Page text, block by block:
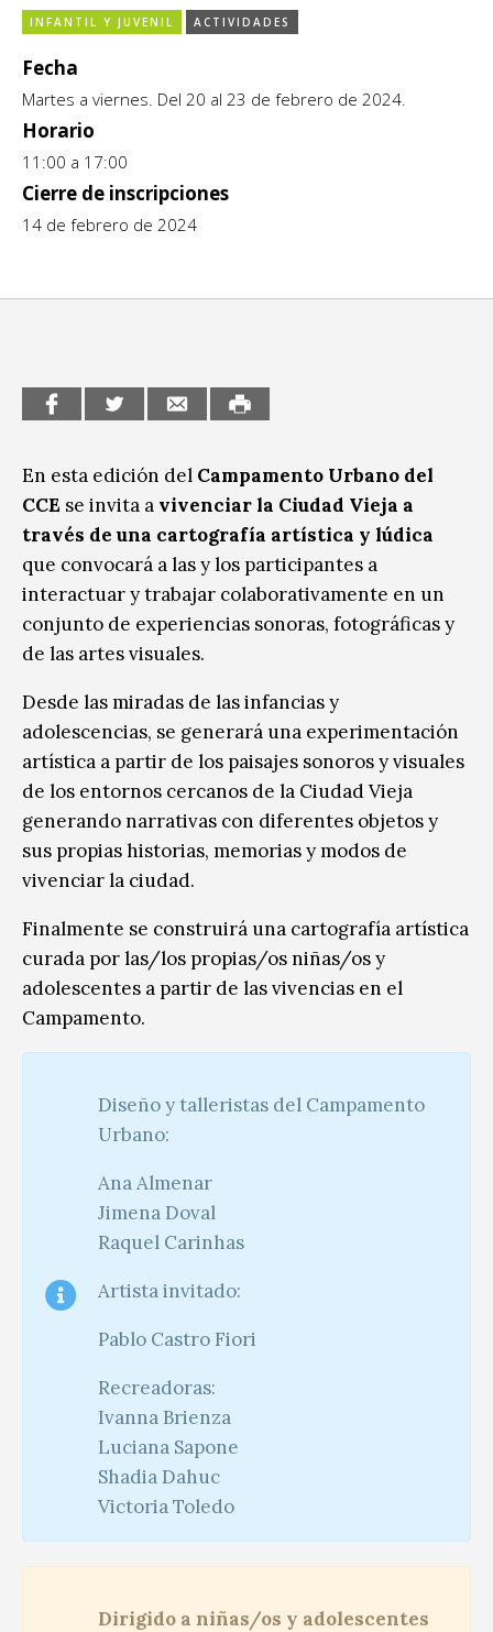
CCE en el interior/libros
Espacio itinerante de lectura infantil
Exposiciones
Formación
Género y Diversidad
Infantil y Juvenil
Sin categoría
INFANTIL Y JUVENIL ACTIVIDADES
Fecha
Martes a viernes. Del 20 al 23 de febrero de 2024.
Horario
11:00 a 17:00
Cierre de inscripciones
14 de febrero de 2024
En esta edición del Campamento Urbano del
CCE se invita a vivenciar la Ciudad Vieja a
través de una cartografía artística y lúdica
que convocará a las y los participantes a
interactuar y trabajar colaborativamente en un
conjunto de experiencias sonoras, fotográficas y
de las artes visuales.
Desde las miradas de las infancias y
adolescencias, se generará una experimentación
artística a partir de los paisajes sonoros y visuales
de los entornos cercanos de la Ciudad Vieja
generando narrativas con diferentes objetos y
sus propias historias, memorias y modos de
vivenciar la ciudad.
Finalmente se construirá una cartografía artística
curada por las/los propias/os niñas/os y
adolescentes a partir de las vivencias en el
Campamento.
Diseño y talleristas del Campamento
Urbano:
Ana Almenar
Jimena Doval
Raquel Carinhas
Artista invitado:
Pablo Castro Fiori
Recreadoras:
Ivanna Brienza
Luciana Sapone
Shadia Dahuc
Victoria Toledo
Dirigido a niñas/os y adolescentes